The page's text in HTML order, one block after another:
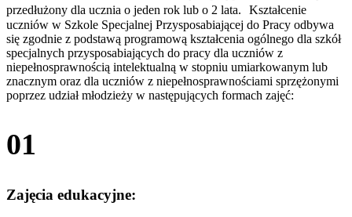
przedłużony dla ucznia o jeden rok lub o 2 lata. Kształcenie
uczniów w Szkole Specjalnej Przysposabiającej do Pracy odbywa
się zgodnie z podstawą programową kształcenia ogólnego dla szkół
specjalnych przysposabiających do pracy dla uczniów z
niepełnosprawnością intelektualną w stopniu umiarkowanym lub
znacznym oraz dla uczniów z niepełnosprawnościami sprzężonymi
poprzez udział młodzieży w następujących formach zajęć:
01
Zajęcia edukacyjne: